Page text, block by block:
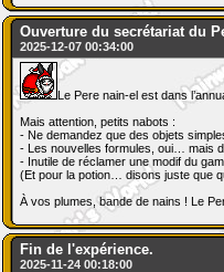
Ouverture du secrétariat du
2025-12-07 00:34:00
Le Pere nain-el est dans
Mais attention, petits nabots :
- Ne demandez que des objets
- Les nouvelles formules, oui… mais
- Inutile de réclamer une modif du
(Et pour la potion… disons juste que
À vos plumes, bande de nains ! Le
Fin de l'expérience.
2025-11-24 00:18:00